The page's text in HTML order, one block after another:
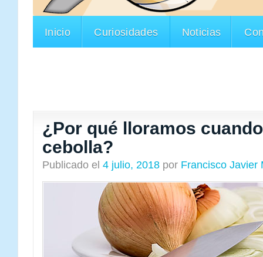
Inicio Curiosidades Noticias
¿Por qué lloramos
cebolla?
Publicado el 4 julio, 2018 por Francisco Javier